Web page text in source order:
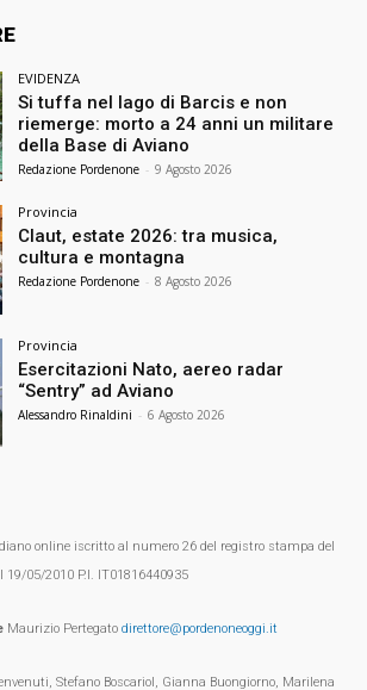
EVIDENZA
Si tuffa nel lago di Barcis e non
riemerge: morto a 24 anni un militare
della Base di Aviano
Redazione Pordenone - 9 Agosto 2026
Provincia
Claut, estate 2026: tra musica,
cultura e montagna
Redazione Pordenone - 8 Agosto 2026
Provincia
Esercitazioni Nato, aereo radar
“Sentry” ad Aviano
Alessandro Rinaldini - 6 Agosto 2026
online iscritto al numero 26 del registro stampa del
05/2010 P.I. IT01816440935
Maurizio Pertegato direttore@pordenoneoggi.it
Stefano Boscariol, Gianna Buongiorno, Marilena